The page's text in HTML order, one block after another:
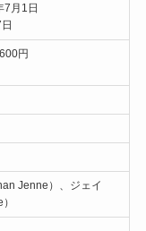
7月1日
円
Jenne）、ジェイ